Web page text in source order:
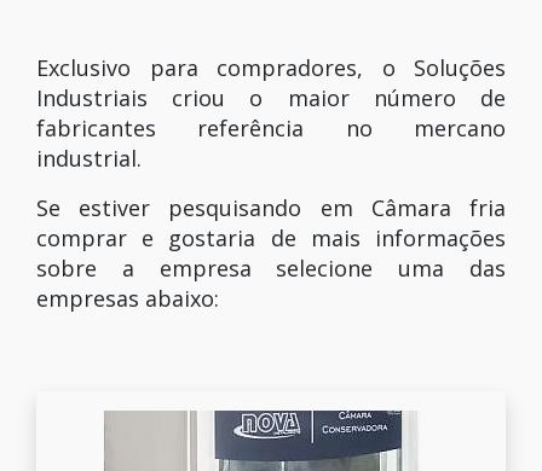
Exclusivo para compradores, o Soluções
Industriais criou o maior número de
fabricantes referência no mercano
industrial.
Se estiver pesquisando em Câmara fria
comprar e gostaria de mais informações
sobre a empresa selecione uma das
empresas abaixo: